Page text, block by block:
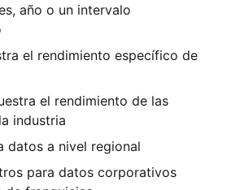
año o un intervalo
el rendimiento específico de
el rendimiento de las
industria
datos a nivel regional
para datos corporativos